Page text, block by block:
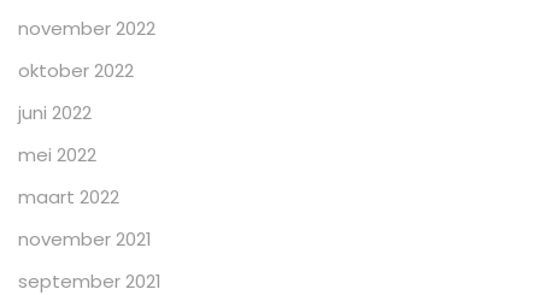
november 2022
oktober 2022
juni 2022
mei 2022
maart 2022
november 2021
september 2021